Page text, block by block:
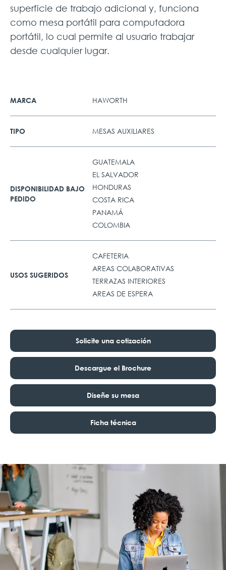
superficie de trabajo adicional y, funciona
como mesa portátil para computadora
portátil, lo cual permite al usuario trabajar
desde cualquier lugar.
MARCA HAWORTH
TIPO MESAS AUXILIARES
DISPONIBILIDAD BAJO
PEDIDO
GUATEMALA
EL SALVADOR
HONDURAS
COSTA RICA
PANAMÁ
COLOMBIA
USOS SUGERIDOS
CAFETERIA
AREAS COLABORATIVAS
TERRAZAS INTERIORES
AREAS DE ESPERA
Solicite una cotización
Descargue el Brochure
Diseñe su mesa
Ficha técnica